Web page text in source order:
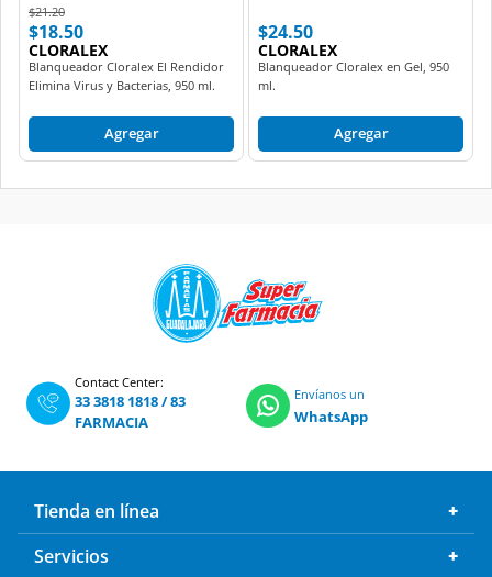
Price reduced from
$21.20to
$18.50
CLORALEX
Blanqueador Cloralex El Rendidor
Elimina Virus y Bacterias, 950 ml.
Agregar
$24.50
CLORALEX
Blanqueador Cloralex en Gel, 950
ml.
Agregar
Contact Center:
33 3818 1818/83
FARMACIA
Envíanos un
WhatsApp
Tienda en línea
Servicios